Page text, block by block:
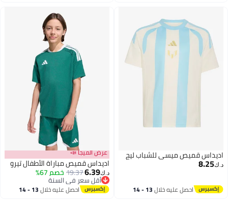
اديداس قميص ميسي للشباب ليج
د.ك‏8.25
احصل عليه خلال 13 - 14
عرض الميجا 📣
اديداس قميص مباراة الأطفال تيرو
د.ك‏6.39
19.37خصم 67%
أقل سعر في السنة
أقل سعر في السنة
احصل عليه خلال 13 - 14